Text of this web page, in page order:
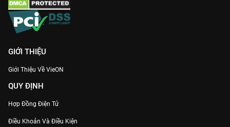
GIỚI THIỆU
Giới Thiệu Về VieON
QUY ĐỊNH
Hợp Đồng Điện Tử
Điều Khoản Và Điều Kiện